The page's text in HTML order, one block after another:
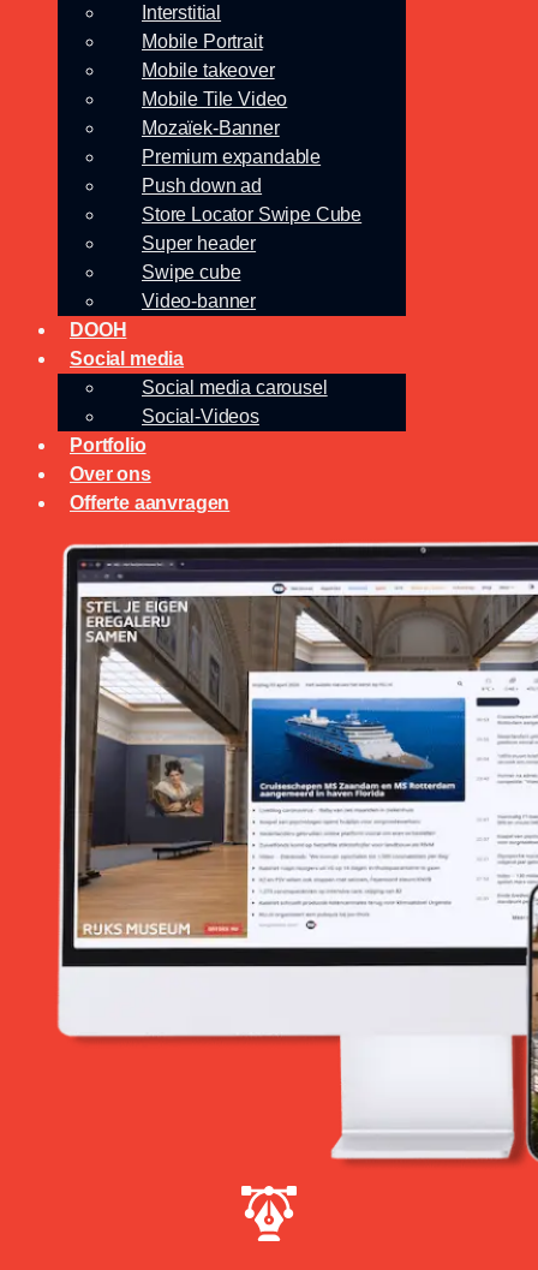
Interstitial
Mobile Portrait
Mobile takeover
Mobile Tile Video
Mozaïek-Banner
Premium expandable
Push down ad
Store Locator Swipe Cube
Super header
Swipe cube
Video-banner
DOOH
Social media
Social media carousel
Social-Videos
Portfolio
Over ons
Offerte aanvragen